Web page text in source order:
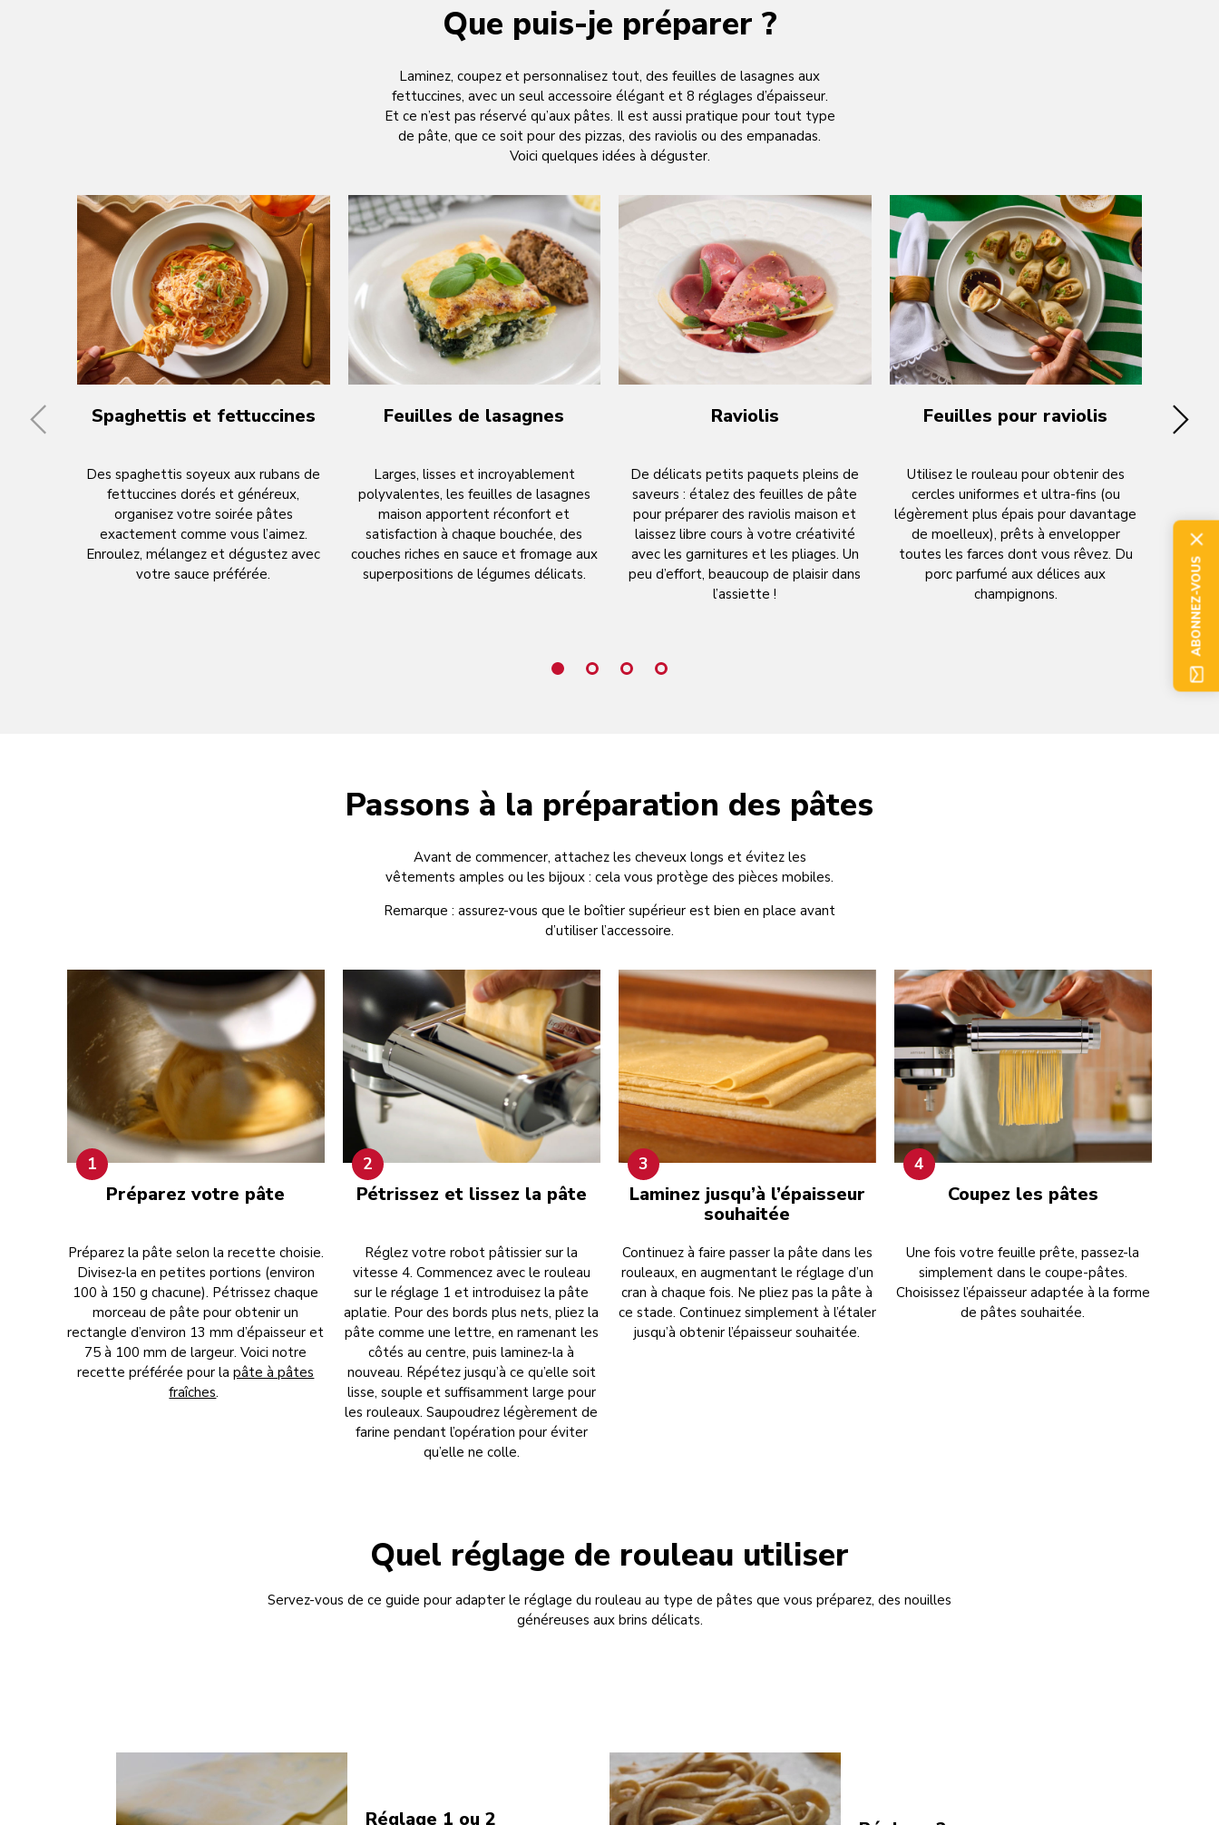
Que puis-je préparer ?
Laminez, coupez et personnalisez tout, des feuilles de lasagnes aux
fettuccines, avec un seul accessoire élégant et 8 réglages d’épaisseur.
Et ce n’est pas réservé qu’aux pâtes. Il est aussi pratique pour tout type
de pâte, que ce soit pour des pizzas, des raviolis ou des empanadas.
Voici quelques idées à déguster.
Spaghettis et fettuccines
Des spaghettis soyeux aux rubans de
fettuccines dorés et généreux,
organisez votre soirée pâtes
exactement comme vous l’aimez.
Enroulez, mélangez et dégustez avec
votre sauce préférée.
Feuilles de lasagnes
Larges, lisses et incroyablement
polyvalentes, les feuilles de lasagnes
maison apportent réconfort et
satisfaction à chaque bouchée, des
couches riches en sauce et fromage aux
superpositions de légumes délicats.
Raviolis
De délicats petits paquets pleins de
saveurs : étalez des feuilles de pâte
pour préparer des raviolis maison et
laissez libre cours à votre créativité
avec les garnitures et les pliages. Un
peu d’effort, beaucoup de plaisir dans
l’assiette !
Feuilles pour raviolis
Utilisez le rouleau pour obtenir des
cercles uniformes et ultra-fins (ou
légèrement plus épais pour davantage
de moelleux), prêts à envelopper
toutes les farces dont vous rêvez. Du
porc parfumé aux délices aux
champignons.
du
Passons à la préparation des pâtes
Avant de commencer, attachez les cheveux longs et évitez les
vêtements amples ou les bijoux : cela vous protège des pièces mobiles.
Remarque : assurez-vous que le boîtier supérieur est bien en place avant
d’utiliser l’accessoire.
1
Préparez votre pâte
Préparez la pâte selon la recette choisie.
Divisez-la en petites portions (environ
100 à 150 g chacune). Pétrissez chaque
morceau de pâte pour obtenir un
rectangle d’environ 13 mm d’épaisseur et
75 à 100 mm de largeur. Voici notre
recette préférée pour lapâte à pâtes
fraîches.
2
Pétrissez et lissez la pâte
Réglez votre robot pâtissier sur la
vitesse 4. Commencez avec le rouleau
sur le réglage 1 et introduisez la pâte
aplatie. Pour des bords plus nets, pliez la
pâte comme une lettre, en ramenant les
côtés au centre, puis laminez-la à
nouveau. Répétez jusqu’à ce qu’elle soit
lisse, souple et suffisamment large pour
les rouleaux. Saupoudrez légèrement de
farine pendant l’opération pour éviter
qu’elle ne colle.
3
Laminez jusqu’à l’épaisseur
souhaitée
Continuez à faire passer la pâte dans les
rouleaux, en augmentant le réglage d’un
cran à chaque fois. Ne pliez pas la pâte à
ce stade. Continuez simplement à l’étaler
jusqu’à obtenir l’épaisseur souhaitée.
4
Coupez les pâtes
Une fois votre feuille prête, passez-la
simplement dans le coupe-pâtes.
Choisissez l’épaisseur adaptée à la forme
de pâtes souhaitée.
Quel réglage de rouleau utiliser
Servez-vous de ce guide pour adapter le réglage du rouleau au type de pâtes que vous préparez, des nouilles
généreuses aux brins délicats.
Réglage 1 ou 2
ABONNEZ-VOUS